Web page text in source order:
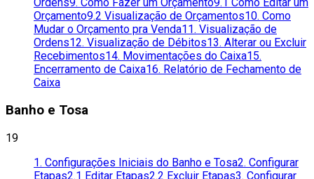
Ordens9. Como Fazer um Orçamento9.1 Como Editar um
Orçamento9.2 Visualização de Orçamentos10. Como
Mudar o Orçamento pra Venda11. Visualização de
Ordens12. Visualização de Débitos13. Alterar ou Excluir
Recebimentos14. Movimentações do Caixa15.
Encerramento de Caixa16. Relatório de Fechamento de
Caixa
Banho e Tosa
19
1. Configurações Iniciais do Banho e Tosa2. Configurar
Etapas2.1 Editar Etapas2.2 Excluir Etapas3. Configurar